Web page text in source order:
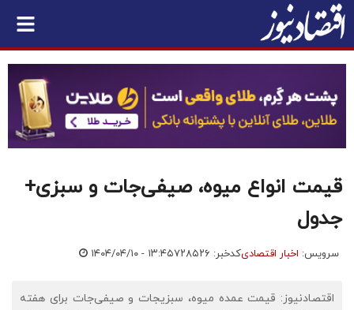
قیمت انواع میوه، صیفی‌جات و سبزی+
جدول
سرویس: اخبار اقتصادیکدخبر: ۷۲۸۵۲۶ ۱۴۰۴/۰۴/۱۰ - ۱۳:۴۵
اقتصادنیوز: قیمت عمده میوه، سبزیجات و صیفی‌جات برای هفته